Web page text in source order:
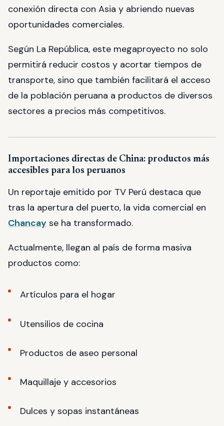
conexión directa con Asia y abriendo nuevas
oportunidades comerciales.
Según La República, este megaproyecto no solo
permitirá reducir costos y acortar tiempos de
transporte, sino que también facilitará el acceso
de la población peruana a productos de diversos
sectores a precios más competitivos.
Importaciones directas de China: productos más
accesibles para los peruanos
Un reportaje emitido por TV Perú destaca que
tras la apertura del puerto, la vida comercial en
Chancay se ha transformado.
Actualmente, llegan al país de forma masiva
productos como:
Artículos para el hogar
Utensilios de cocina
Productos de aseo personal
Maquillaje y accesorios
Dulces y sopas instantáneas